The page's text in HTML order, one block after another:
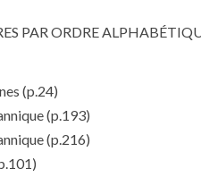
PAR ORDRE
(p.24)
(p.193)
(p.216)